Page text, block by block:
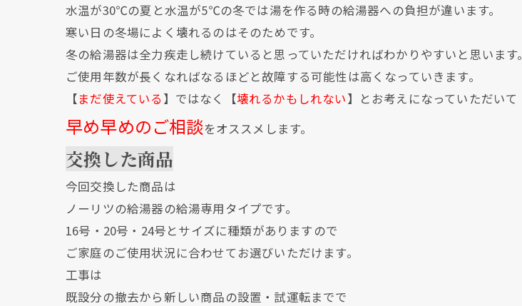
水温が30℃の夏と水温が5℃の冬では湯を作る時の給湯器への負担が違います。
寒い日の冬場によく壊れるのはそのためです。
冬の給湯器は全力疾走し続けていると思っていただければわかりやすいと思います。
ご使用年数が長くなればなるほどと故障する可能性は高くなっていきます。
【まだ使えている 】ではなく【壊れるかもしれない】とお考えになっていただいて
早め早めのご相談をオススメします。
交換した商品
今回交換した商品は
ノーリツの給湯器の給湯専用タイプです。
16号・20号・24号とサイズに種類がありますので
ご家庭のご使用状況に合わせてお選びいただけます。
工事は
既設分の撤去から新しい商品の設置・試運転までで